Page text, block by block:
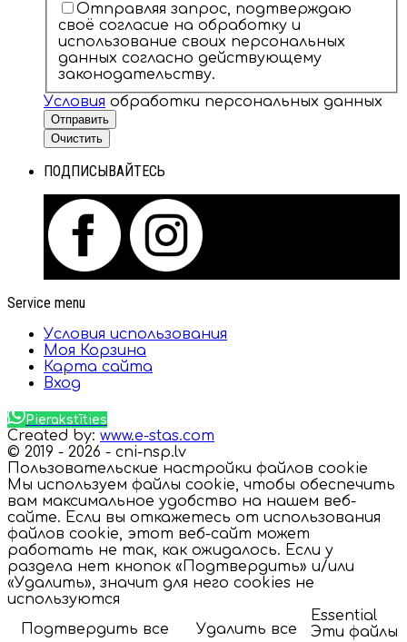
Отправляя запрос, подтверждаю
своё согласие на обработку и
использование своих персональных
данных согласно действующему
законодательству.
Условия обработки персональных данных
Отправить
Очистить
ПОДПИСЫВАЙТЕСЬ
Service menu
Условия использования
Моя Корзина
Карта сайта
Вход
Pierakstīties
Created by: www.e-stas.com
© 2019 - 2026 - cni-nsp.lv
Пользовательские настройки файлов cookie
Мы используем файлы cookie, чтобы обеспечить
вам максимальное удобство на нашем веб-
сайте. Если вы откажетесь от использования
файлов cookie, этот веб-сайт может
работать не так, как ожидалось. Если у
раздела нет кнопок «Подтвердить» и/или
«Удалить», значит для него cookies не
используются
Подтвердить все
Удалить все
Essential
Эти файлы